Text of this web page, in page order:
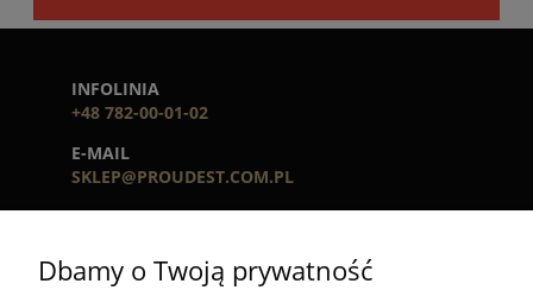
INFOLINIA
+48 782-00-01-02
E-MAIL
SKLEP@PROUDEST.COM.PL
GODZINY PRACY
Dbamy o Twoją prywatność